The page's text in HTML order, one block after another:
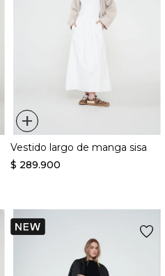
+
Vestido largo de manga sisa
$ 289.900